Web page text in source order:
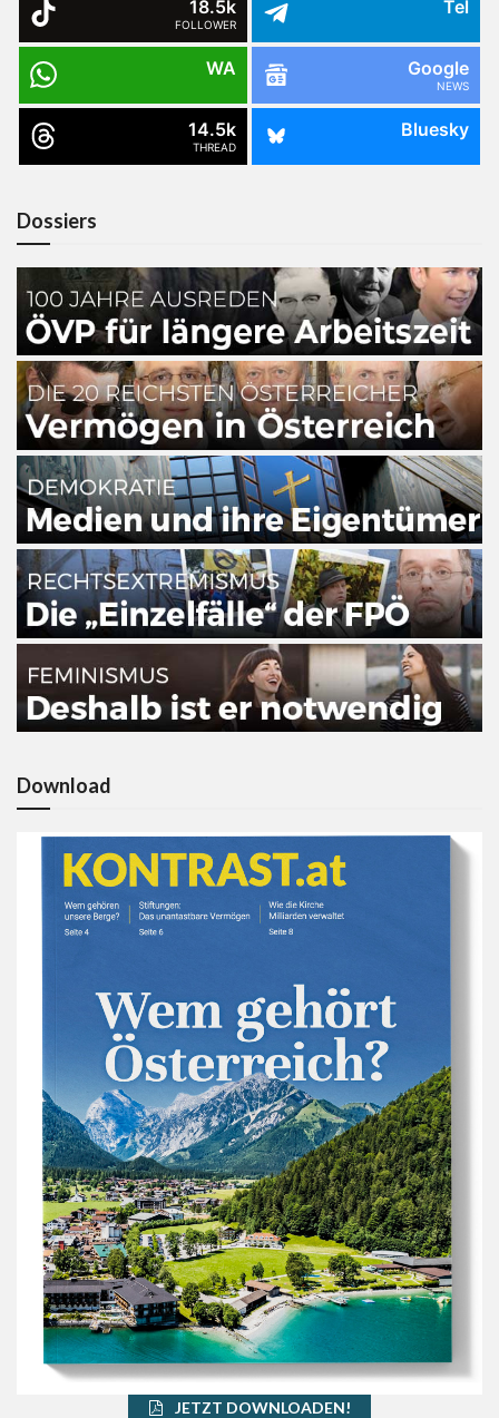
18.5k
FOLLOWER
Tel
WA Google
NEWS
14.5k
THREAD
Bluesky
Dossiers
Download
JETZT DOWNLOADEN!